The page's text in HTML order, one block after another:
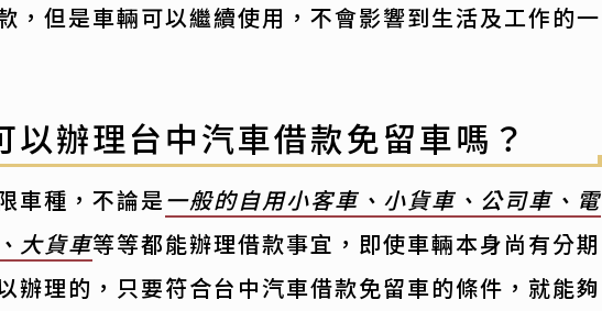
，但是車輛可以繼續使用，不會影響到生活及工作的一
以辦理台中汽車借款免留車嗎？
車種，不論是一般的自用小客車、小貨車、公司車、電
大貨車等等都能辦理借款事宜，即使車輛本身尚有分期
辦理的，只要符合台中汽車借款免留車的條件，就能夠